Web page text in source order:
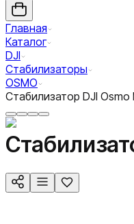
Главная
Каталог
DJI
Стабилизаторы
OSMO
Стабилизатор DJI